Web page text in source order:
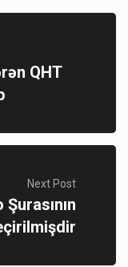
QHT
Next Post